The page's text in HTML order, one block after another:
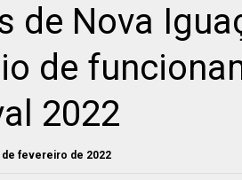
de Nova
de
2022
de fevereiro de 2022